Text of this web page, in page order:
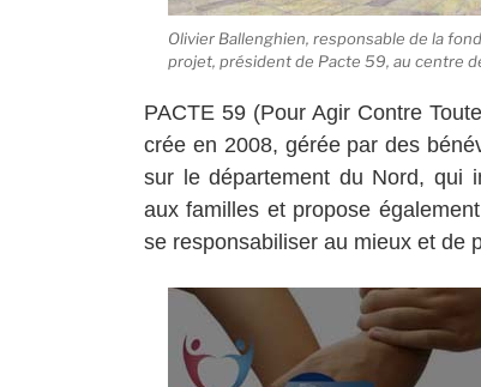
Olivier Ballenghien, responsable de la
projet, président de Pacte 59, au centre
PACTE 59 (Pour Agir Contre
crée en 2008, gérée par des
sur le département du Nord, qui
aux familles et propose
se responsabiliser au mieux et de